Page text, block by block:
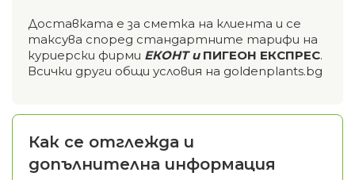
Доставката е за сметка на клиента и се
таксува според стандартните тарифи на
куриерски фирми ЕКОНТ и ПИГЕОН ЕКСПРЕС.
Всички други общи условия на goldenplants.bg
Как се отглежда и
допълнителна информация